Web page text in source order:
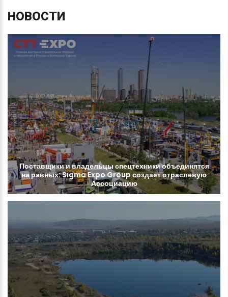
НОВОСТИ
Поставщикиивладельцы спецтехникиобъединятся
наравных:SigmaExpo Group создаетотраслевую
Ассоциацию